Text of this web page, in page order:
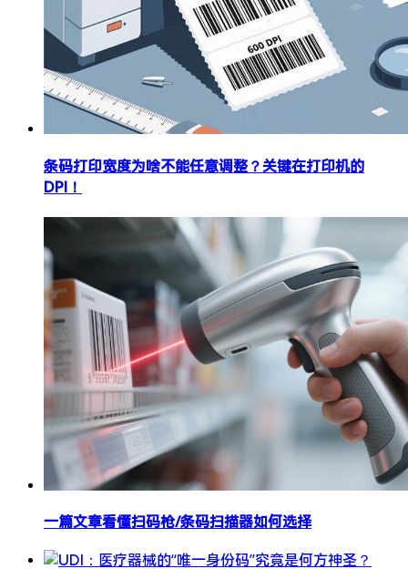
条码打印宽度为啥不能任意调整？关键在打印机的
DPI！​
一篇文章看懂扫码枪/条码扫描器如何选择